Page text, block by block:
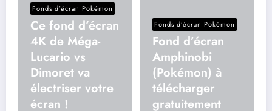
Fonds d’écran Pokémon
Ce fond d’écran
4K de Méga-
Lucario vs
Dimoret va
électriser votre
écran !
Fonds d’écran Pokémon
Fond d’écran
Amphinobi
(Pokémon) à
télécharger
gratuitement